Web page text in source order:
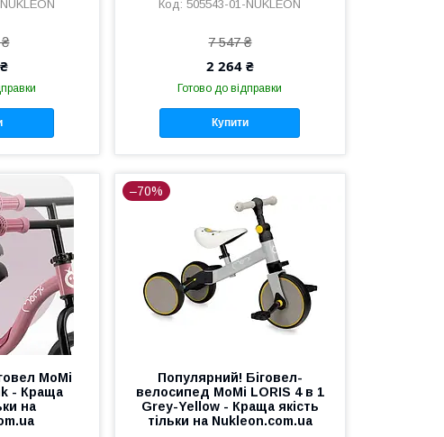
505543-01-NUKLEON
7 547 ₴
2 264 ₴
Готово до відправки
Купити
MoMi
- Краща
на
–70%
Популярний! Біговел-
велосипед MoMi LORIS 4 в 1
Grey-Yellow - Краща якість
тільки на Nukleon.com.ua